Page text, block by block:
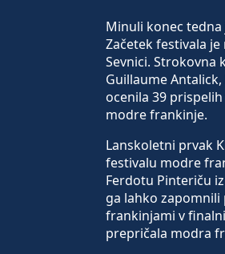
Minuli konec
Začetek festivala
Sevnici. Strokovna
Guillaume
ocenila 39
modre frankinje.
Lanskoletni prvak
festivalu modre
Ferdotu Pinteriču
ga lahko zapomnili
frankinjami v
prepričala modra